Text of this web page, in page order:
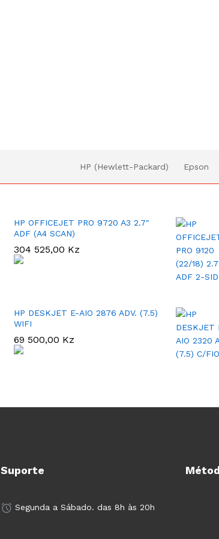
HP (Hewlett-Packard) Epson
HP OFFICEJET PRO 9720 A3 2.7″
ADF (A4 SCAN)
304 525,00 Kz
HP DESKJET E-AIO 2876 ADV. (7.5)
WIFI
69 500,00 Kz
Suporte
Segunda a Sábado. das 8h às 20h